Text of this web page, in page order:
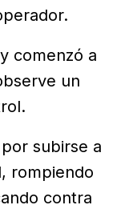
comenzó a
un
subirse a
rompiendo
contra